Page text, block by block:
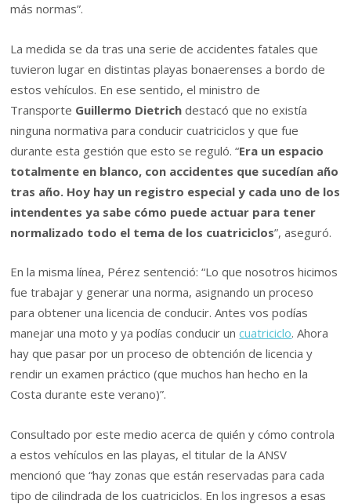
más normas”.
La medida se da tras una serie de accidentes fatales que
tuvieron lugar en distintas playas bonaerenses a bordo de
estos vehículos. En ese sentido, el ministro de
Transporte Guillermo Dietrich destacó que no existía
ninguna normativa para conducir cuatriciclos y que fue
durante esta gestión que esto se reguló. “Era un espacio
totalmente en blanco, con accidentes que sucedían año
tras año. Hoy hay un registro especial y cada uno de los
intendentes ya sabe cómo puede actuar para tener
normalizado todo el tema de los cuatriciclos”, aseguró.
En la misma línea, Pérez sentenció: “Lo que nosotros hicimos
fue trabajar y generar una norma, asignando un proceso
para obtener una licencia de conducir. Antes vos podías
manejar una moto y ya podías conducir uncuatriciclo. Ahora
hay que pasar por un proceso de obtención de licencia y
rendir un examen práctico (que muchos han hecho en la
Costa durante este verano)”.
Consultado por este medio acerca de quién y cómo controla
a estos vehículos en las playas, el titular de la ANSV
mencionó que “hay zonas que están reservadas para cada
tipo de cilindrada de los cuatriciclos. En los ingresos a esas